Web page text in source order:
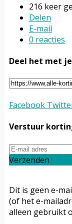
216 keer
Delen
E-mail
0 reacties
Deel het met
Facebook
Verstuur
Verzenden
Dit is geen e-
(of het e-
alleen gebruikt